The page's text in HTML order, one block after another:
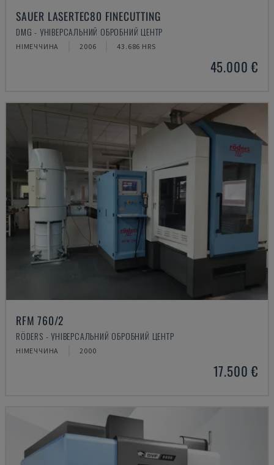
SAUER LASERTEC80 FINECUTTING
DMG - УНІВЕРСАЛЬНИЙ ОБРОБНИЙ ЦЕНТР
НІМЕЧЧИНА 2006 43.686 HRS
45.000 €
RFM 760/2
RÖDERS - УНІВЕРСАЛЬНИЙ ОБРОБНИЙ ЦЕНТР
НІМЕЧЧИНА 2000
17.500 €